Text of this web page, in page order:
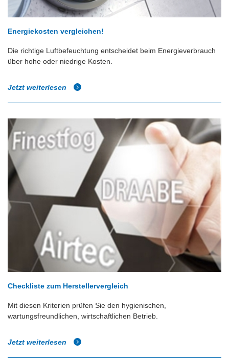
Energiekosten vergleichen!
Die richtige Luftbefeuchtung entscheidet beim Energieverbrauch
über hohe oder niedrige Kosten.
Jetzt weiterlesen
Checkliste zum Herstellervergleich
Mit diesen Kriterien prüfen Sie den hygienischen,
wartungsfreundlichen, wirtschaftlichen Betrieb.
Jetzt weiterlesen